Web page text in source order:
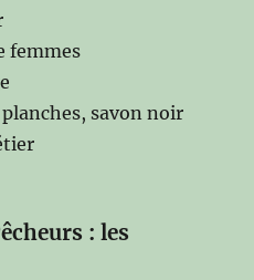
femmes
savon noir
: les